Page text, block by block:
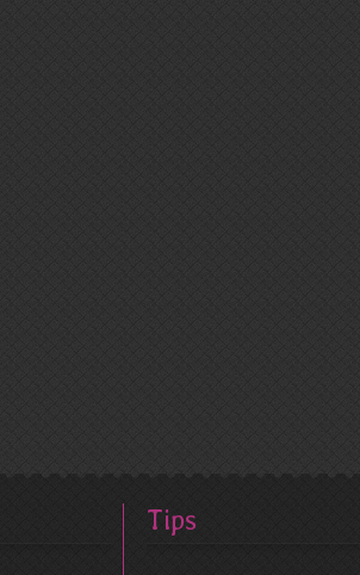
Tips